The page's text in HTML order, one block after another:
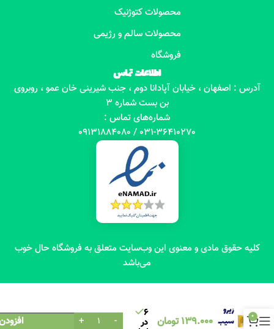
محصولات کتوژنیک
محصولات سالم و رژیمی
فروشگاه
اطلاعات تماس
آدرس : اصفهان ، خیابان آپادانا دوم ، جنب شیرینی خان عمو ، روبروی
بن بست شماره 3
شماره‌های تماس :
031-36410270 / 09131884080
کلیه حقوق مادی و معنوی این وب‌سایت متعلق به فروشگاه حال خوب
می‌باشد
زیرو
سیب 139.000 تومان
6
در 0